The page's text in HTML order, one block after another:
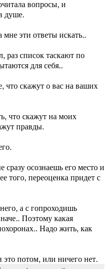
вопросы, и
душе.
эти ответы искать..
раз список таскают по
для себя..
что скажут о вас на ваших
что скажут на моих
правды.
сразу осознаешь его место и
того, переоценка придет с
а с гопроходишь
Поэтому какая
Надо жить, как
потом, или ничего нет.